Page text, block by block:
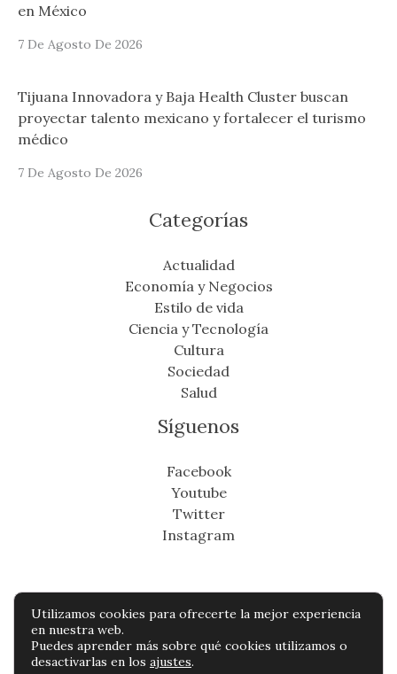
en México
7 De Agosto De 2026
Tijuana Innovadora y Baja Health Cluster buscan
proyectar talento mexicano y fortalecer el turismo
médico
7 De Agosto De 2026
Categorías
Actualidad
Economía y Negocios
Estilo de vida
Ciencia y Tecnología
Cultura
Sociedad
Salud
Síguenos
Facebook
Youtube
Twitter
Instagram
Copyright © Todos os direitos reservados -
cronicafinanciera.com
Utilizamos cookies para ofrecerte la mejor experiencia
en nuestra web.
Puedes aprender más sobre qué cookies utilizamos o
desactivarlas en los ajustes.